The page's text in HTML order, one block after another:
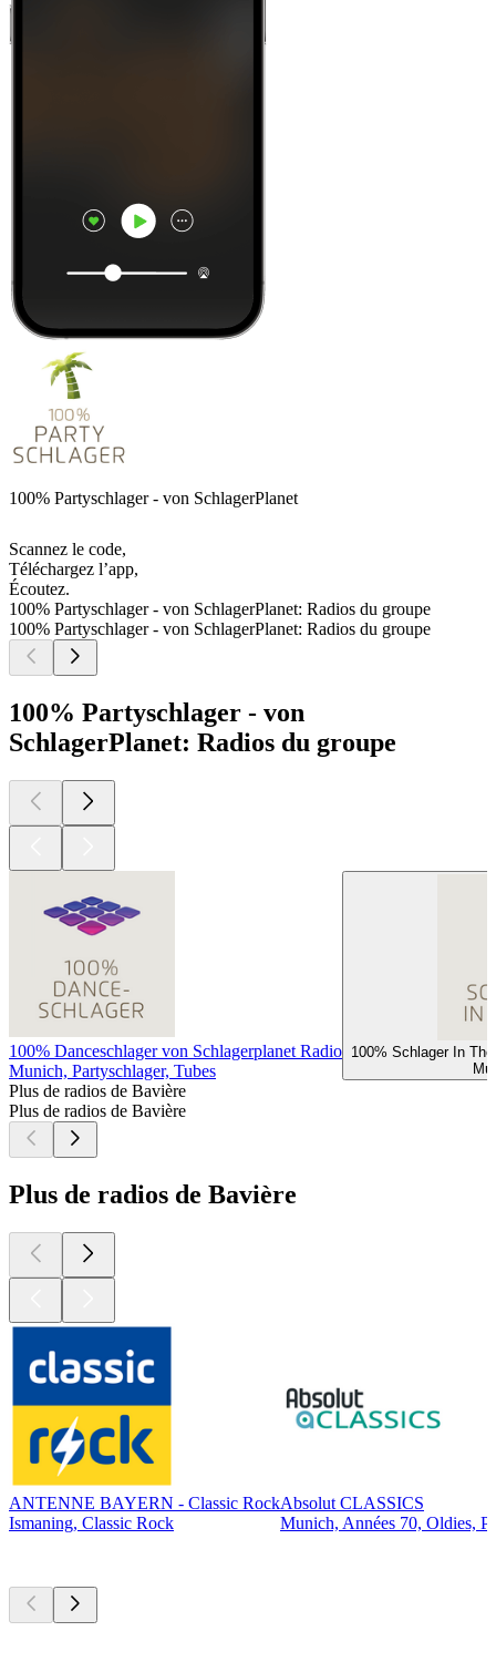
100% Partyschlager - von SchlagerPlanet
Scannez le code,
Téléchargez l’app,
Écoutez.
100% Partyschlager - von SchlagerPlanet: Radios du groupe
100% Partyschlager - von SchlagerPlanet: Radios du groupe
100% Partyschlager - von
SchlagerPlanet: Radios du groupe
100% Danceschlager von Schlagerplanet Radio
Munich, Partyschlager, Tubes
100% Schlager In
Plus de radios de Bavière
Plus de radios de Bavière
Plus de radios de Bavière
ANTENNE BAYERN - Classic Rock
Ismaning, Classic Rock
Absolut CLASSICS
Munich, Années 70, Oldies,